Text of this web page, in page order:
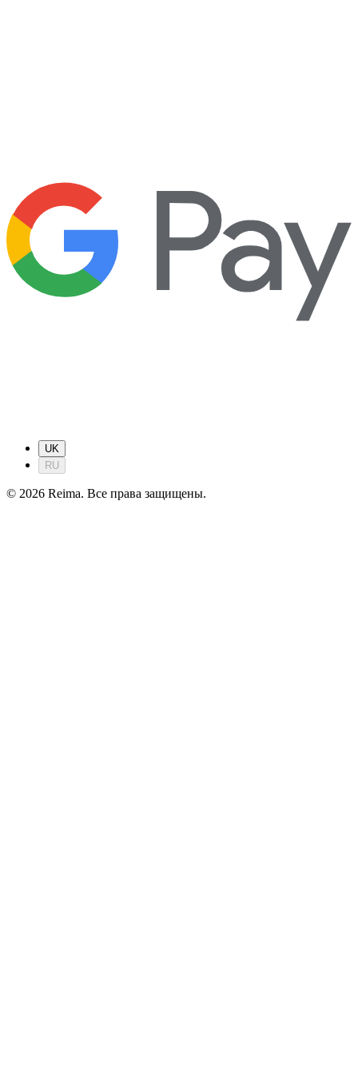
UK
RU
© 2026 Reima. Все права защищены.